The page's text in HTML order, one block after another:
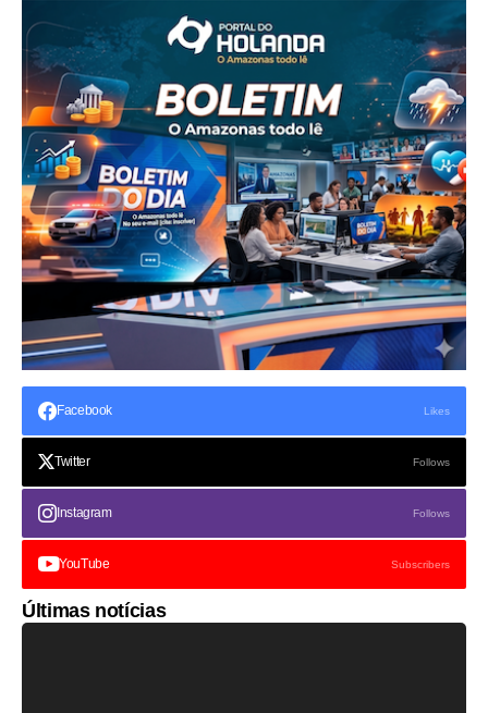
Facebook Likes
Twitter Follows
Instagram Follows
YouTube Subscribers
Últimas notícias